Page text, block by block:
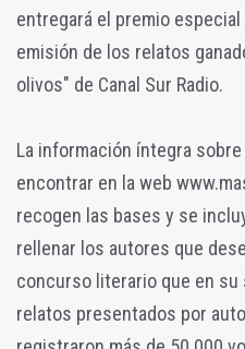
entregará el premio especial
emisión de los relatos
olivos" de Canal Sur Radio.
La información íntegra
encontrar en la web
recogen las bases y se
rellenar los autores que
concurso literario que en
relatos presentados por